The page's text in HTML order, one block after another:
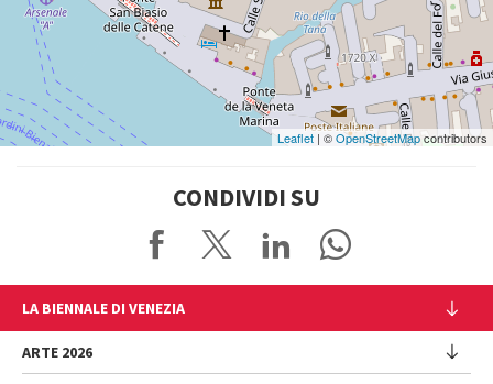
info@labiennale.org
Leaflet | ©OpenStreetMapcontributors
CONDIVIDI SU
LA BIENNALE DI VENEZIA
L'Istituzione
Cariche istituzionali
ARTE 2026